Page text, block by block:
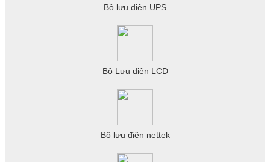
Bộ lưu điện UPS
Bộ Lưu điện LCD
Bộ lưu điện nettek